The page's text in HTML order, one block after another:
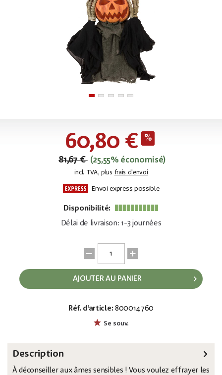
60,80 €
81,67 € (25,55% économisé)
incl. TVA, plus frais d'envoi
Envoi express possible
Disponibilité:
Délai de livraison: 1-3 journées
AJOUTER AU PANIER
Réf. d’article: 800014760
Se souv.
Description
À déconseiller aux âmes sensibles ! Vous voulez effrayer les